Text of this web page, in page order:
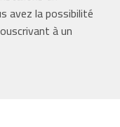
avez la possibilité
à un